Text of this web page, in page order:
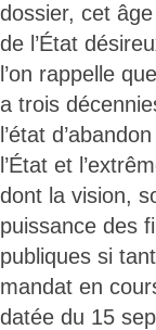
dossier, cet
de l’État
l’on rappelle
a trois
l’état
l’État et
dont la vision,
puissance des
publiques si
mandat en
datée du 15